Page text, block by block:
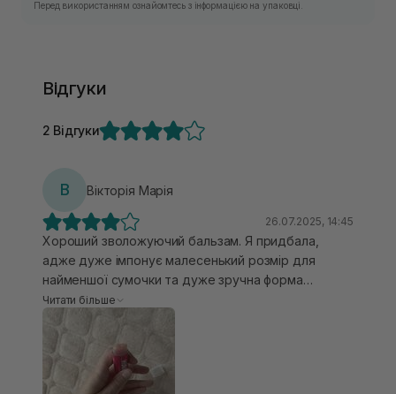
Перед використанням ознайомтесь з інформацією на упаковці.
Відгуки
2 Відгуки
В Вікторія Марія
26.07.2025, 14:45
Хороший зволожуючий бальзам. Я придбала,
адже дуже імпонує малесенький розмір для
найменшої сумочки та дуже зручна форма
нанесення, ні в одного бренду таку не зустрічала.
Також всюди впринципі позитивні відгуки на них.
Мене він не вразив, можливо через те, що я вже
дуже багато перепробувала різних бальзамів.
Проте цей варіант хороший, але не щось
Читати більше